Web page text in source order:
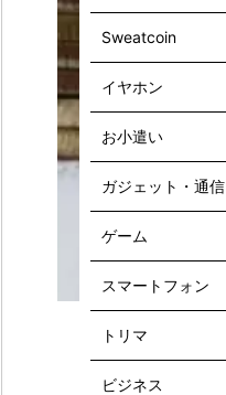
Sweatcoin
イヤホン
お小遣い
ガジェット・通信
ゲーム
スマートフォン
トリマ
ビジネス